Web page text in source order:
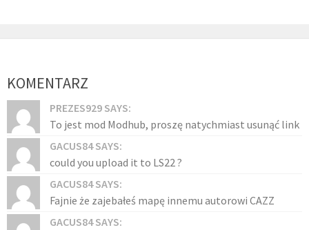
KOMENTARZ
PREZES929 SAYS:
To jest mod Modhub, proszę natychmiast usunąć link
GACUS84 SAYS:
could you upload it to LS22 ?
GACUS84 SAYS:
Fajnie że zajebałeś mapę innemu autorowi CAZZ
GACUS84 SAYS: